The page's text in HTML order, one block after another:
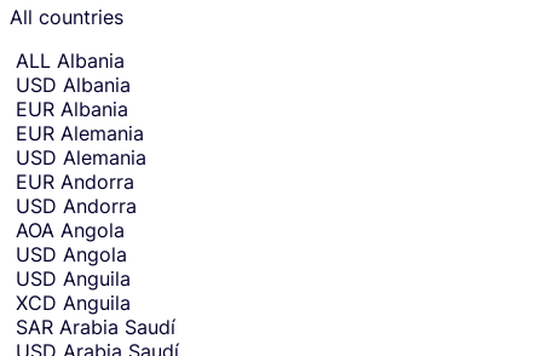
t
r
y
o
c
u
e
n
c
y
y
o
All countries
ALL Albania
USD Albania
EUR Albania
EUR Alemania
USD Alemania
EUR Andorra
USD Andorra
AOA Angola
USD Angola
USD Anguila
XCD Anguila
SAR Arabia Saudí